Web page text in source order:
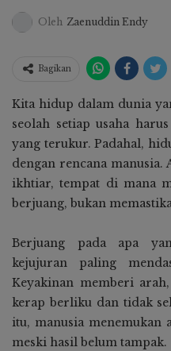
Oleh Zaenuddin Endy
Bagikan
Kita hidup dalam dunia
seolah setiap usaha
yang terukur. Padahal,
dengan rencana manusia.
ikhtiar, tempat di mana
berjuang, bukan
Berjuang pada apa
kejujuran paling
Keyakinan memberi
kerap berliku dan tidak
itu, manusia menemukan
meski hasil belum tampak.